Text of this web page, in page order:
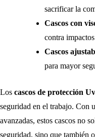
sacrificar la
Cascos con
contra
Cascos
para mayor
Los cascos de protección
seguridad en el trabajo. Con
avanzadas, estos cascos no
seguridad, sino que también